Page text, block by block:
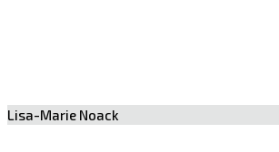
Lisa-Marie Noack